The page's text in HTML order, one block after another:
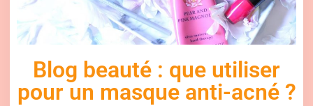
Blog beauté : que utiliser
pour un masque anti-acné ?